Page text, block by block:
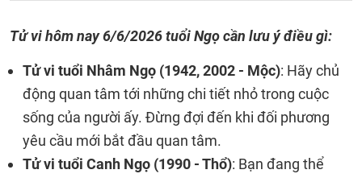
Tử vi hôm nay 6/6/2026 tuổi Ngọ cần lưu ý điều gì:
Tử vi tuổi Nhâm Ngọ (1942, 2002 - Mộc): Hãy chủ
động quan tâm tới những chi tiết nhỏ trong cuộc
sống của người ấy. Đừng đợi đến khi đối phương
yêu cầu mới bắt đầu quan tâm.
Tử vi tuổi Canh Ngọ (1990 - Thổ): Bạn đang thể